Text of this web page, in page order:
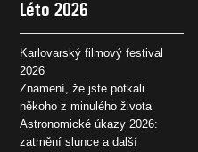
Léto 2026
Karlovarský filmový festival
2026
Znamení, že jste potkali
někoho z minulého života
Astronomické úkazy 2026:
zatmění slunce a další